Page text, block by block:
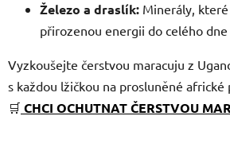
Železo a draslík: Minerály,
přirozenou energii do celého dne
Vyzkoušejte čerstvou maracuju z
s každou lžičkou na prosluněné africké
🛒 CHCI OCHUTNAT ČERSTVOU